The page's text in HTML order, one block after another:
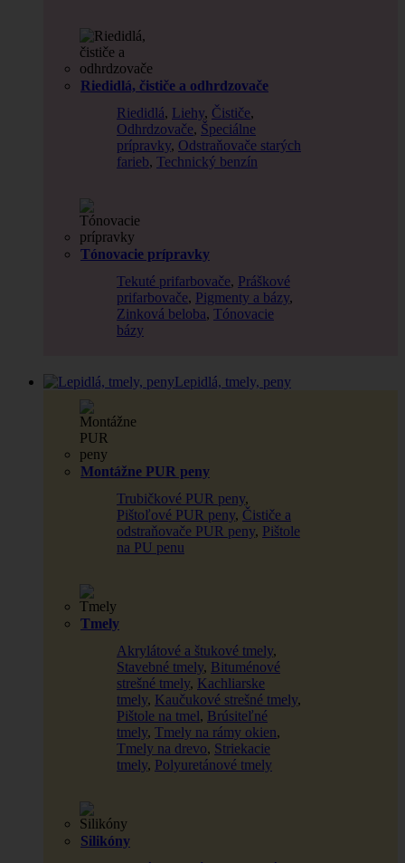
Riedidlá, čističe a odhrdzovače
Riedidlá, Liehy, Čističe,
Odhrdzovače, Špeciálne
prípravky, Odstraňovače starých
farieb, Technický benzín
Tónovacie prípravky
Tekuté prifarbovače, Práškové
prifarbovače, Pigmenty a bázy,
Zinková beloba, Tónovacie
bázy
Lepidlá, tmely, peny
Montážne PUR peny
Trubičkové PUR peny,
Pištoľové PUR peny, Čističe a
odstraňovače PUR peny, Pištole
na PU penu
Tmely
Akrylátové a štukové tmely,
Stavebné tmely, Bituménové
strešné tmely, Kachliarske
tmely, Kaučukové strešné tmely,
Pištole na tmel, Brúsiteľné
tmely, Tmely na rámy okien,
Tmely na drevo, Striekacie
tmely, Polyuretánové tmely
Silikóny